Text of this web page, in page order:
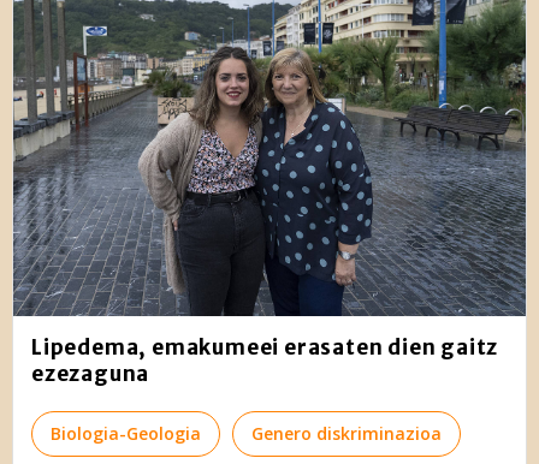
Lipedema, emakumeei erasaten dien gaitz
ezezaguna
Biologia-Geologia Genero diskriminazioa